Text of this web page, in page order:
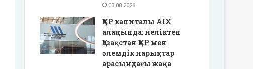
03.08.2026
ҚХР капиталы AIX
алаңында: неліктен
Қазақстан ҚХР мен
әлемдік нарықтар
арасындағы жаңа